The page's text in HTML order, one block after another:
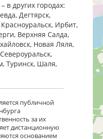
в других городах:
Дегтярск,
Ирбит,
Верхняя Салда,
Новая Ляля,
Туринск, Шаля,
публичной
за их
дистанционную
основанием